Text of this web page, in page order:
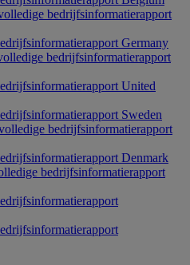
Germany
United
Sweden
Denmark